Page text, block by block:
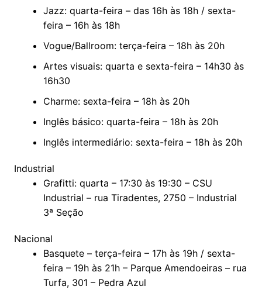
Jazz: quarta-feira – das 16h às 18h / sexta-
feira – 16h às 18h
Vogue/Ballroom: terça-feira – 18h às 20h
Artes visuais: quarta e sexta-feira – 14h30 às
16h30
Charme: sexta-feira – 18h às 20h
Inglês básico: quarta-feira – 18h às 20h
Inglês intermediário: sexta-feira – 18h às 20h
Industrial
Grafitti: quarta – 17:30 às 19:30 – CSU
Industrial – rua Tiradentes, 2750 – Industrial
3ª Seção
Nacional
Basquete – terça-feira – 17h às 19h / sexta-
feira – 19h às 21h – Parque Amendoeiras – rua
Turfa, 301 – Pedra Azul